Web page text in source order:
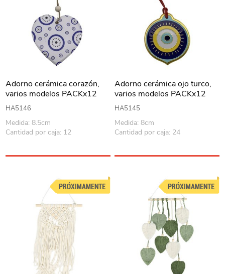
Adorno cerámica corazón,
varios modelos PACKx12
HA5146
Medida: 8.5cm
Cantidad por caja: 12
Adorno cerámica ojo turco,
varios modelos PACKx12
HA5145
Medida: 8cm
Cantidad por caja: 24